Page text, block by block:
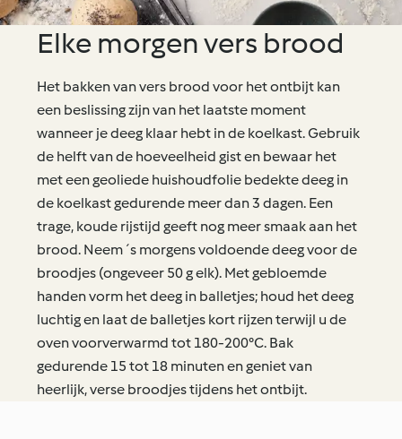
Elke morgen vers brood
Het bakken van vers brood voor het ontbijt kan
een beslissing zijn van het laatste moment
wanneer je deeg klaar hebt in de koelkast. Gebruik
de helft van de hoeveelheid gist en bewaar het
met een geoliede huishoudfolie bedekte deeg in
de koelkast gedurende meer dan 3 dagen. Een
trage, koude rijstijd geeft nog meer smaak aan het
brood. Neem ´s morgens voldoende deeg voor de
broodjes (ongeveer 50 g elk). Met gebloemde
handen vorm het deeg in balletjes; houd het deeg
luchtig en laat de balletjes kort rijzen terwijl u de
oven voorverwarmd tot 180-200°C. Bak
gedurende 15 tot 18 minuten en geniet van
heerlijk, verse broodjes tijdens het ontbijt.